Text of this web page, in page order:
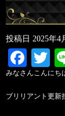
投稿日 2025年4
みなさんこんにち
ブリリアント 更新